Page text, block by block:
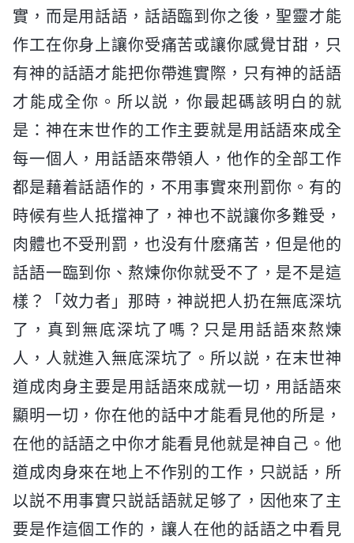
實，而是用話語，話語臨到你之後，聖靈才能
作工在你身上讓你受痛苦或讓你感覺甘甜，只
有神的話語才能把你帶進實際，只有神的話語
才能成全你。所以説，你最起碼該明白的就
是：神在末世作的工作主要就是用話語來成全
每一個人，用話語來帶領人，他作的全部工作
都是藉着話語作的，不用事實來刑罰你。有的
時候有些人抵擋神了，神也不説讓你多難受，
肉體也不受刑罰，也没有什麽痛苦，但是他的
話語一臨到你、熬煉你你就受不了，是不是這
樣？「效力者」那時，神説把人扔在無底深坑
了，真到無底深坑了嗎？只是用話語來熬煉
人，人就進入無底深坑了。所以説，在末世神
道成肉身主要是用話語來成就一切，用話語來
顯明一切，你在他的話中才能看見他的所是，
在他的話語之中你才能看見他就是神自己。他
道成肉身來在地上不作别的工作，只説話，所
以説不用事實只説話語就足够了，因他來了主
要是作這個工作的，讓人在他的話語之中看見